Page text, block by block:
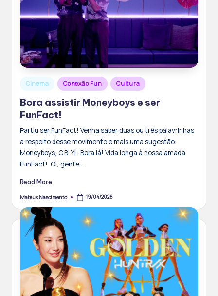
Posted
Cinema Conexão Fun Cultura
Bora assistir Moneyboys e ser
FunFact!
Partiu ser FunFact! Venha saber duas ou três palavrinhas
a respeito desse movimento e mais uma sugestão:
Moneyboys, C.B. Yi. Bora lá! Vida longa à nossa amada
FunFact! Oi, gente…
Read More
Posted
Mateus Nascimento 19/04/2026